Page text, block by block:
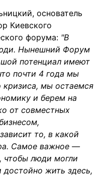
основатель
Киевского
форума: "В
Нынешний Форум
потенциал имеют
почти 4 года мы
мы остаемся
и берем на
от совместных
то, в какой
Самое важное —
чтобы люди могли
достойно жить здесь,